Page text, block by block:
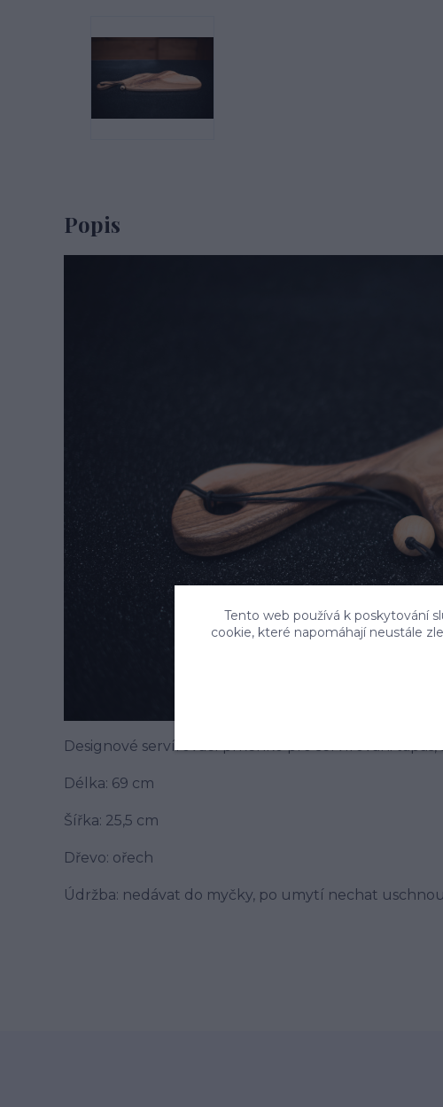
Popis
Designové servírovací prkénko pro servírovani
Délka: 69 cm
Šířka: 25,5 cm
Dřevo: ořech
Údržba: nedávat do myčky, po umytí nechat
Tento web používá k poskytování
cookie, které napomáhají neustále